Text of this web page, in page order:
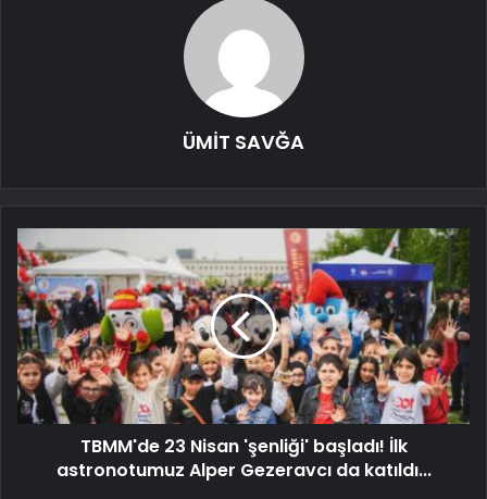
ÜMİT SAVĞA
TBMM'de 23 Nisan 'şenliği' başladı! İlk
astronotumuz Alper Gezeravcı da katıldı...